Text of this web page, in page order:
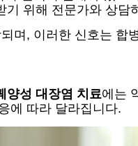
위해 전문가와 상담
며, 이러한 신호는 합
양성 대장염 치료에는
에 따라 달라집니다.